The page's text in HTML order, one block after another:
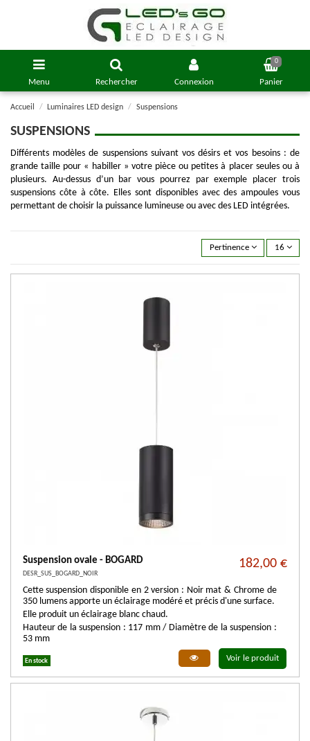
Menu Rechercher Connexion
0
Panier
Accueil Luminaires LED design Suspensions
SUSPENSIONS
Différents modèles de suspensions suivant vos désirs et vos besoins : de
grande taille pour « habiller » votre pièce ou petites à placer seules ou à
plusieurs. Au-dessus d’un bar vous pourrez par exemple placer trois
suspensions côte à côte. Elles sont disponibles avec des ampoules vous
permettant de choisir la puissance lumineuse ou avec des LED intégrées.
Pertinence 16
Suspension ovale - BOGARD
DESR_SUS_BOGARD_NOIR
182,00 €
Cette suspension disponible en 2 version : Noir mat & Chrome de
350 lumens apporte un éclairage modéré et précis d'une surface.
Elle produit un éclairage blanc chaud.
Hauteur de la suspension : 117 mm / Diamètre de la suspension :
53 mm
En stock Voir le produit